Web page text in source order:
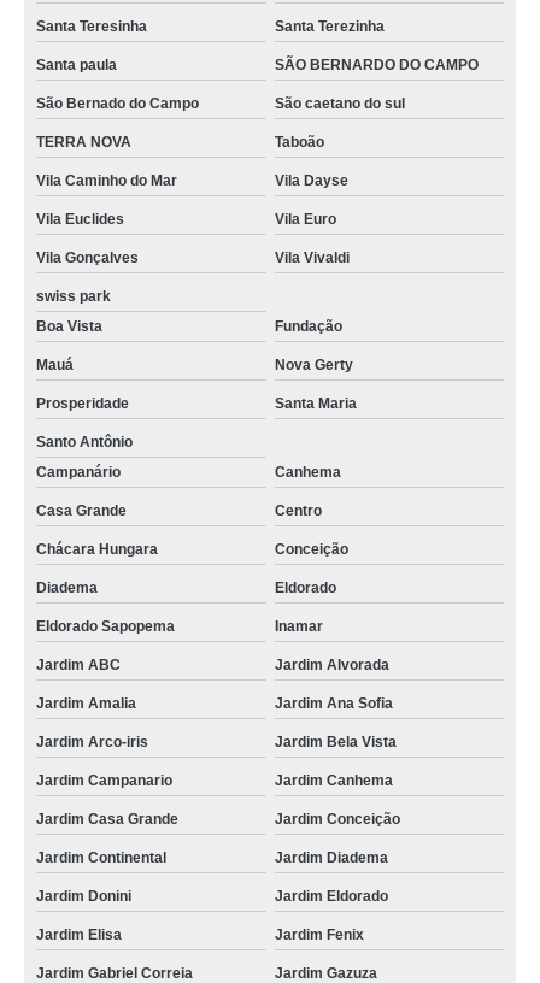
Santa Teresinha Santa Terezinha
Santa paula SÃO BERNARDO DO CAMPO
São Bernado do Campo São caetano do sul
TERRA NOVA Taboão
Vila Caminho do Mar Vila Dayse
Vila Euclides Vila Euro
Vila Gonçalves Vila Vivaldi
swiss park
Boa Vista
Fundação
Mauá Nova Gerty
Prosperidade Santa Maria
Santo Antônio
Campanário
Canhema
Casa Grande Centro
Chácara Hungara Conceição
Diadema Eldorado
Eldorado Sapopema Inamar
Jardim ABC Jardim Alvorada
Jardim Amalia Jardim Ana Sofia
Jardim Arco-iris Jardim Bela Vista
Jardim Campanario Jardim Canhema
Jardim Casa Grande Jardim Conceição
Jardim Continental Jardim Diadema
Jardim Donini Jardim Eldorado
Jardim Elisa Jardim Fenix
Jardim Gabriel Correia Jardim Gazuza